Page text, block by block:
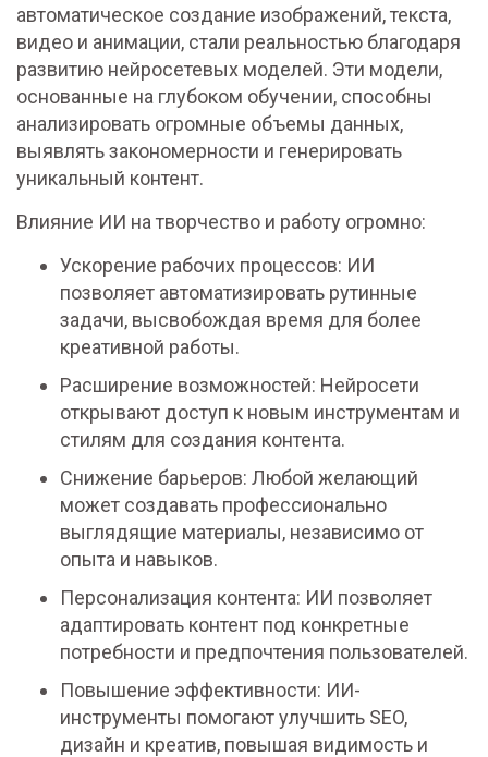
автоматическое создание изображений, текста,
видео и анимации, стали реальностью благодаря
развитию нейросетевых моделей. Эти модели,
основанные на глубоком обучении, способны
анализировать огромные объемы данных,
выявлять закономерности и генерировать
уникальный контент.
Влияние ИИ на творчество и работу огромно:
Ускорение рабочих процессов: ИИ
позволяет автоматизировать рутинные
задачи, высвобождая время для более
креативной работы.
Расширение возможностей: Нейросети
открывают доступ к новым инструментам и
стилям для создания контента.
Снижение барьеров: Любой желающий
может создавать профессионально
выглядящие материалы, независимо от
опыта и навыков.
Персонализация контента: ИИ позволяет
адаптировать контент под конкретные
потребности и предпочтения пользователей.
Повышение эффективности: ИИ-
инструменты помогают улучшить SEO,
дизайн и креатив, повышая видимость и